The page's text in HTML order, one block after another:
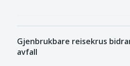
Gjenbrukbare reisekrus
avfall